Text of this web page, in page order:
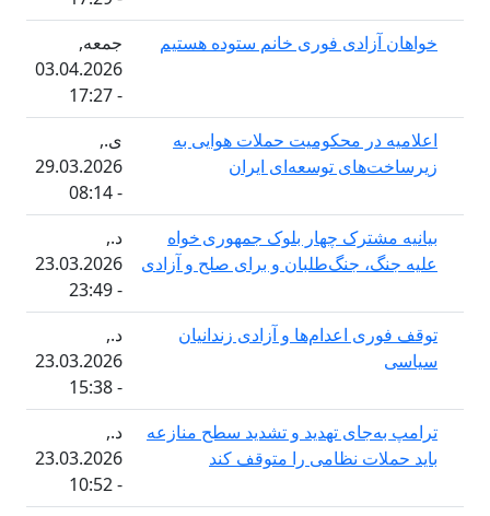
فوری خانم ستوده هستیم
جمعه,
در محکومیت حملات هوایی به
توسعه‌ای ایران
ی.,
29.03.2026
چهار بلوک جمهوری خواه
جنگ‌طلبان و برای صلح و آزادی
د.,
23.03.2026
اعدام‌ها و آزادی زندانیان
د.,
تهدید و تشدید سطح منازعه
نظامی را متوقف کند
د.,
23.03.2026